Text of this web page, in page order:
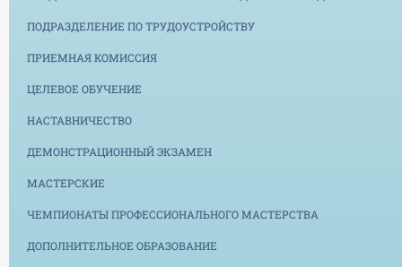
ПОДРАЗДЕЛЕНИЕ ПО ТРУДОУСТРОЙСТВУ
ПРИЕМНАЯ КОМИССИЯ
ЦЕЛЕВОЕ ОБУЧЕНИЕ
НАСТАВНИЧЕСТВО
ДЕМОНСТРАЦИОННЫЙ ЭКЗАМЕН
МАСТЕРСКИЕ
ЧЕМПИОНАТЫ ПРОФЕССИОНАЛЬНОГО МАСТЕРСТВА
ДОПОЛНИТЕЛЬНОЕ ОБРАЗОВАНИЕ